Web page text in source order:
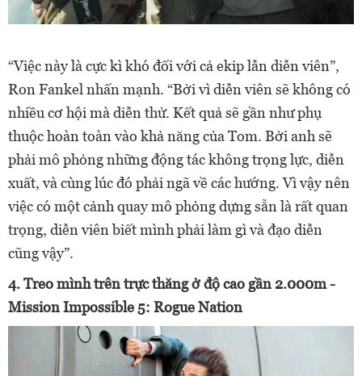
“Việc này là cực kì khó đối với cả ekip lẫn diễn viên”,
Ron Fankel nhấn mạnh. “Bởi vì diễn viên sẽ không có
nhiều cơ hội mà diễn thử. Kết quả sẽ gần như phụ
thuộc hoàn toàn vào khả năng của Tom. Bởi anh sẽ
phải mô phỏng những động tác không trọng lực, diễn
xuất, và cùng lúc đó phải ngã về các hướng. Vì vậy nên
việc có một cảnh quay mô phỏng dựng sẵn là rất quan
trọng, diễn viên biết mình phải làm gì và đạo diễn
cũng vậy”.
4. Treo mình trên trực thăng ở độ cao gần 2.000m -
Mission Impossible 5: Rogue Nation